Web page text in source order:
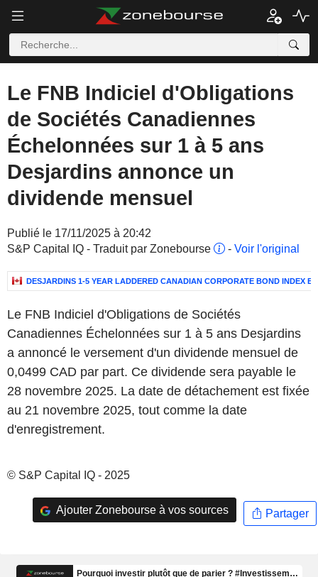
Le FNB Indiciel d'Obligations
de Sociétés Canadiennes
Échelonnées sur 1 à 5 ans
Desjardins annonce un
dividende mensuel
Publié le 17/11/2025 à 20:42
S&P Capital IQ - Traduit par Zonebourse
- Voir l'original
DESJARDINS 1-5 YEAR LADDERED CANADIAN CORPORATE BOND INDEX
Le FNB Indiciel d'Obligations de Sociétés
Canadiennes Échelonnées sur 1 à 5 ans Desjardins
a annoncé le versement d'un dividende mensuel de
0,0499 CAD par part. Ce dividende sera payable le
28 novembre 2025. La date de détachement est fixée
au 21 novembre 2025, tout comme la date
d'enregistrement.
© S&P Capital IQ - 2025
Ajouter Zonebourse à vos sources Partager